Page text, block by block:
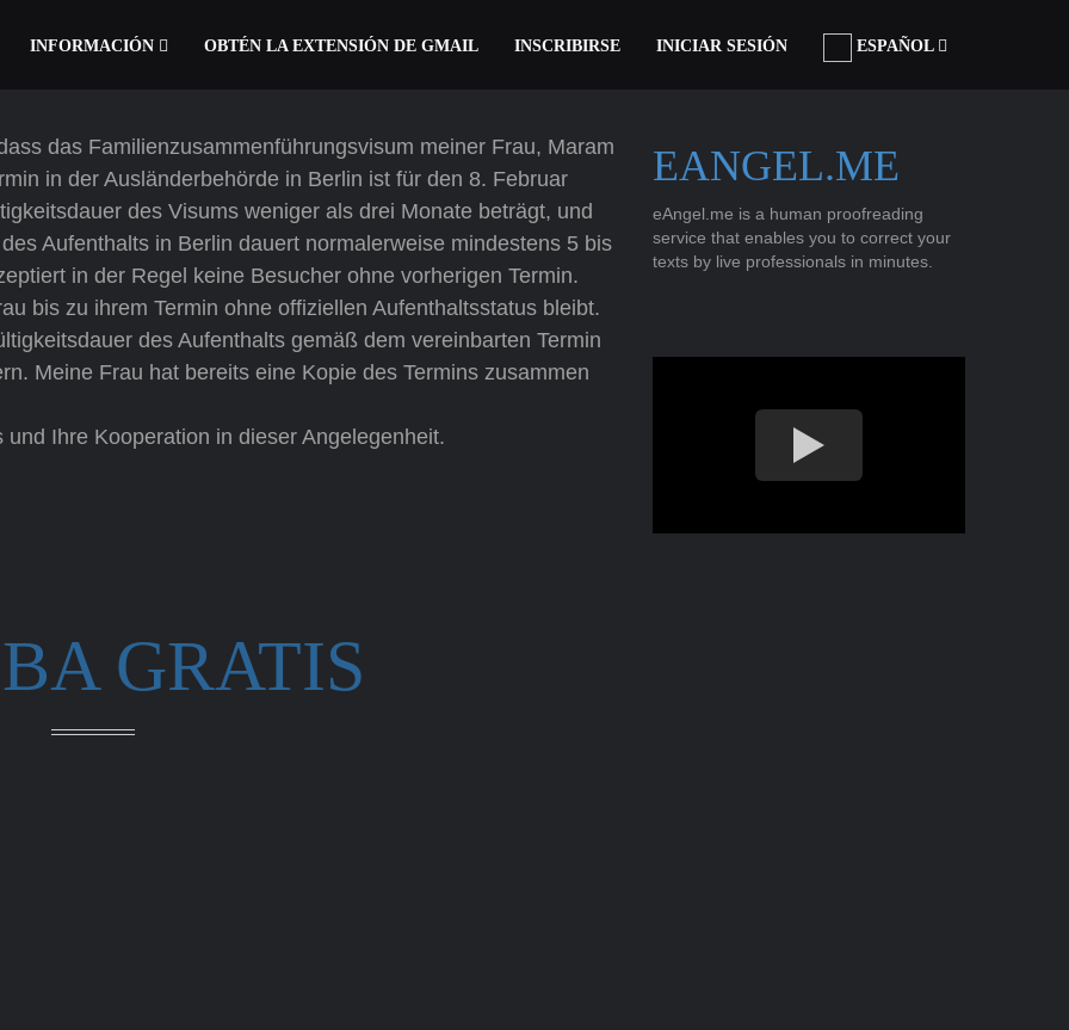
INFORMACIÓN OBTÉN LA EXTENSIÓN DE GMAIL INSCRIBIRSE INICIAR SESIÓN ESPAÑOL
das Familienzusammenführungsvisum meiner Frau, Maram
in der Ausländerbehörde in Berlin ist für den 8. Februar
des Visums weniger als drei Monate beträgt, und
Aufenthalts in Berlin dauert normalerweise mindestens 5 bis
in der Regel keine Besucher ohne vorherigen Termin.
bis zu ihrem Termin ohne offiziellen Aufenthaltsstatus bleibt.
des Aufenthalts gemäß dem vereinbarten Termin
Meine Frau hat bereits eine Kopie des Termins zusammen
Ihre Kooperation in dieser Angelegenheit.
GRATIS
EANGEL.ME
eAngel.me is a human proofreading
service that enables you to correct your
texts by live professionals in minutes.